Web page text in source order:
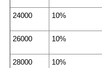
24000 10%
26000 10%
28000 10%